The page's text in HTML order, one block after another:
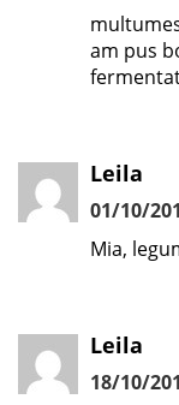
am pus
Leila
01/10/
Mia,
Leila
18/10/